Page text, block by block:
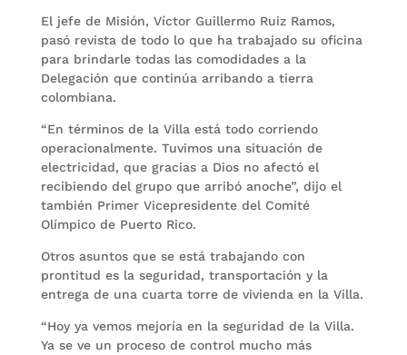
El jefe de Misión, Víctor Guillermo Ruiz Ramos,
pasó revista de todo lo que ha trabajado su oficina
para brindarle todas las comodidades a la
Delegación que continúa arribando a tierra
colombiana.
“En términos de la Villa está todo corriendo
operacionalmente. Tuvimos una situación de
electricidad, que gracias a Dios no afectó el
recibiendo del grupo que arribó anoche”, dijo el
también Primer Vicepresidente del Comité
Olímpico de Puerto Rico.
Otros asuntos que se está trabajando con
prontitud es la seguridad, transportación y la
entrega de una cuarta torre de vivienda en la Villa.
“Hoy ya vemos mejoría en la seguridad de la Villa.
Ya se ve un proceso de control mucho más